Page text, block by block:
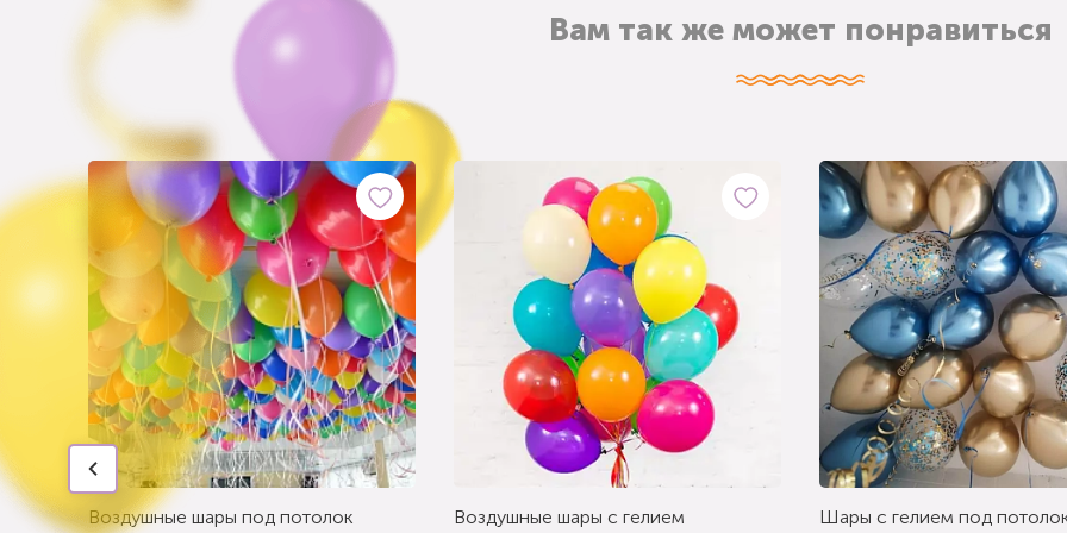
Вам так же может понравиться
Воздушные шары под потолок
Воздушные шары с гелием
Шары с гелием под